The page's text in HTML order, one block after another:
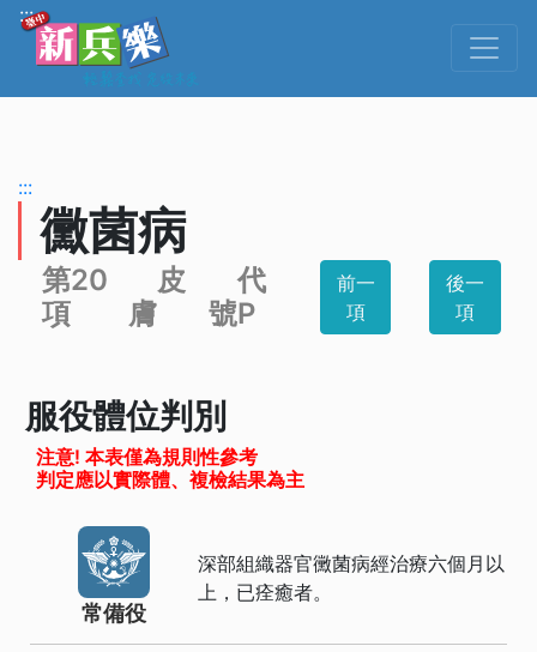
跳到主要內容
:::
:::
黴菌病
第20
項
皮
膚
代
號P
前一
項
後一
項
服役體位判別
注意! 本表僅為規則性參考
判定應以實際體、複檢結果為主
常備役
深部組織器官黴菌病經治療六個月以
上，已痊癒者。